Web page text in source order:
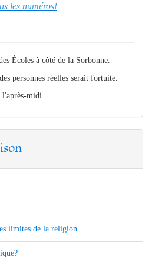
les numéros!
Écoles à côté de la Sorbonne.
personnes réelles serait fortuite.
midi.
limites de la religion